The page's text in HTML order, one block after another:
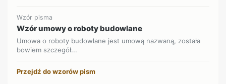
Wzór pisma
Wzór umowy o roboty budowlane
Umowa o roboty budowlane jest umową nazwaną, została
bowiem szczegół...
Przejdź do wzorów pism